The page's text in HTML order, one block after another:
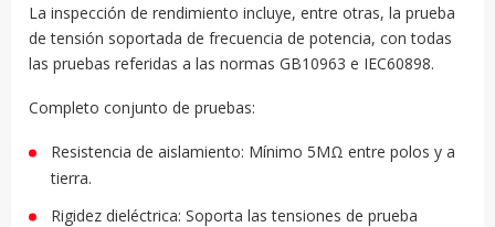
La inspección de rendimiento incluye, entre otras, la prueba
de tensión soportada de frecuencia de potencia, con todas
las pruebas referidas a las normas GB10963 e IEC60898.
Completo conjunto de pruebas:
Resistencia de aislamiento: Mínimo 5MΩ entre polos y a
tierra.
Rigidez dieléctrica: Soporta las tensiones de prueba